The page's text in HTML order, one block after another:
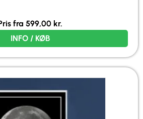
fra 599,00 kr.
INFO / KØB